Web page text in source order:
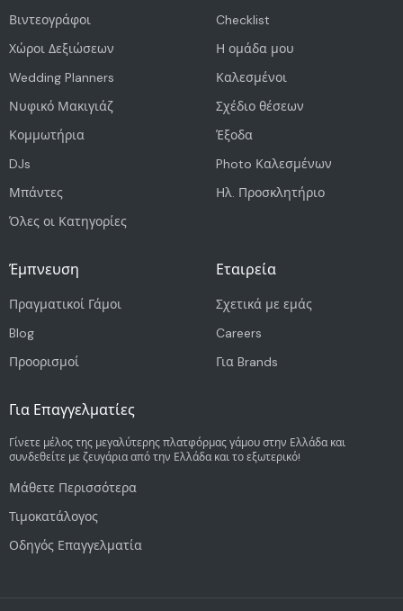
Βιντεογράφοι
Χώροι Δεξιώσεων
Wedding Planners
Νυφικό Μακιγιάζ
Κομμωτήρια
DJs
Μπάντες
Όλες οι Κατηγορίες
Checklist
Η ομάδα μου
Καλεσμένοι
Σχέδιο θέσεων
Έξοδα
Photo Καλεσμένων
Ηλ. Προσκλητήριο
Έμπνευση
Πραγματικοί Γάμοι
Blog
Προορισμοί
Εταιρεία
Σχετικά με εμάς
Careers
Για Brands
Για Επαγγελματίες
Γίνετε μέλος της μεγαλύτερης πλατφόρμας γάμου στην Ελλάδα και
συνδεθείτε με ζευγάρια από την Ελλάδα και το εξωτερικό!
Μάθετε Περισσότερα
Τιμοκατάλογος
Οδηγός Επαγγελματία